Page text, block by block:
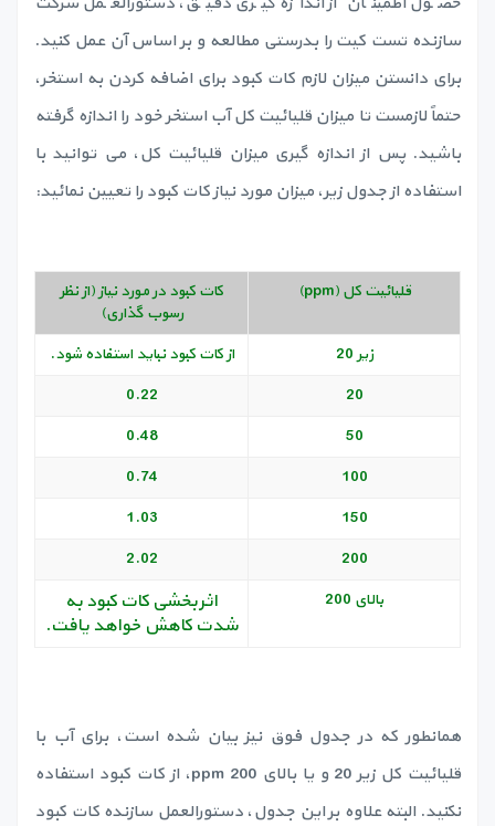
سازنده تست کیت را بدرستی مطالعه و بر اساس آن عمل کنید.
برای دانستن میزان لازم کات کبود برای اضافه کردن به استخر،
حتماً لازمست تا میزان قلیائیت کل آب استخر خود را اندازه گرفته
باشید. پس از اندازه گیری میزان قلیائیت کل، می توانید با
استفاده از جدول زیر، میزان مورد نیاز کات کبود را تعیین نمائید:
قلیائیت کل (ppm)
کات کبود در مورد نیاز (از نظر
رسوب گذاری)
زیر 20
از کات کبود نباید استفاده شود.
20
0.22
50
0.48
100
0.74
150
1.03
200
2.02
بالای 200
اثربخشی کات کبود به
شدت کاهش خواهد یافت.
همانطور که در جدول فوق نیز بیان شده است، برای آب با
قلیائیت کل زیر 20 و یا بالای 200 ppm، از کات کبود استفاده
نکنید. البته علاوه بر این جدول، دستورالعمل سازنده کات کبود